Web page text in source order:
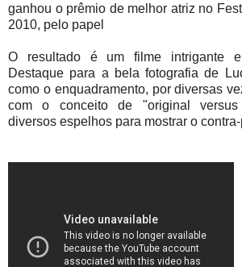
ganhou o prêmio de melhor atriz no
2010, pelo papel
O resultado é um filme intrigante
Destaque para a bela fotografia de
como o enquadramento, por diversas
com o conceito de "original versus
diversos espelhos para mostrar o